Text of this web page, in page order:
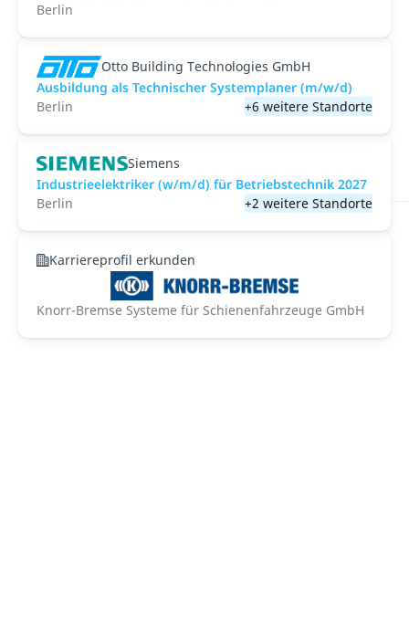
Berlin
Otto Building Technologies GmbH
Ausbildung als Technischer Systemplaner (m/w/d)
Berlin
+6 weitere Standorte
Siemens
Industrieelektriker (w/m/d) für Betriebstechnik 2027
Berlin
+2 weitere Standorte
Karriereprofil erkunden
Knorr-Bremse Systeme für Schienenfahrzeuge GmbH